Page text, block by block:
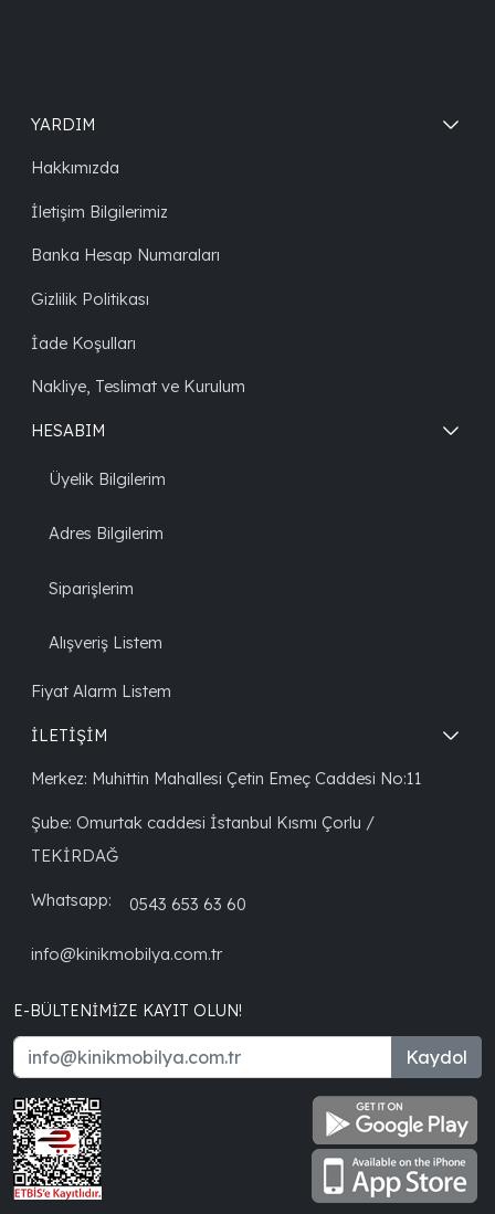
YARDIM
Hakkımızda
İletişim Bilgilerimiz
Banka Hesap Numaraları
Gizlilik Politikası
İade Koşulları
Nakliye, Teslimat ve Kurulum
HESABIM
Üyelik Bilgilerim
Adres Bilgilerim
Siparişlerim
Alışveriş Listem
Fiyat Alarm Listem
İLETİŞİM
Merkez: Muhittin Mahallesi Çetin Emeç Caddesi No:11
Şube: Omurtak caddesi İstanbul Kısmı Çorlu /
TEKİRDAĞ
Whatsapp: 0543 653 63 60
info@kinikmobilya.com.tr
E-BÜLTENIMIZE KAYIT OLUN!
Kaydol